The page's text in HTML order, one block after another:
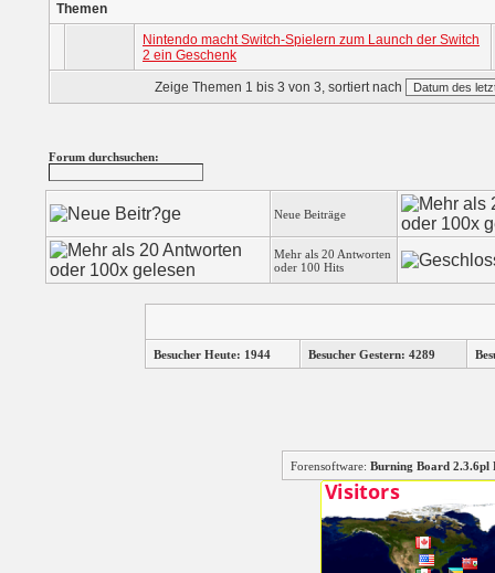
Themen
Nintendo macht Switch-Spielern zum Launch der Switch
2 ein Geschenk
Zeige Themen 1 bis 3 von 3, sortiert nach
Forum durchsuchen:
Neue Beiträge
Mehr als 20 Antworten
oder 100 Hits
Besucher Heute: 1944 Besucher Gestern: 4289
Forensoftware: Burning Board